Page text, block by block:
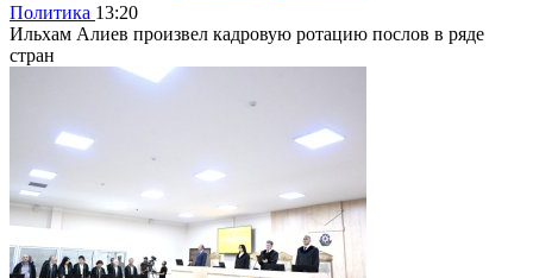
Политика 13:20
Ильхам Алиев произвел кадровую ротацию послов в ряде
стран